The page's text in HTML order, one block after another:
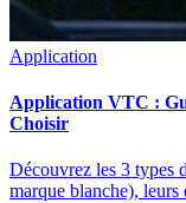
Application
Application VTC :
Choisir
Découvrez les 3 types
marque blanche),